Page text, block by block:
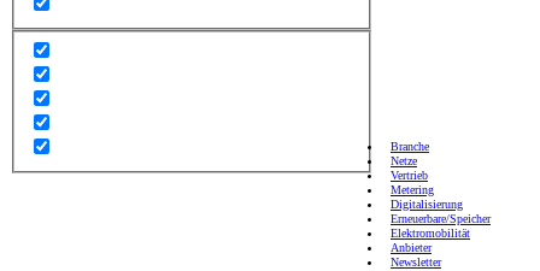
Branche
Netze
Vertrieb
Metering
Digitalisierung
Erneuerbare/Speicher
Elektromobilität
Anbieter
Newsletter